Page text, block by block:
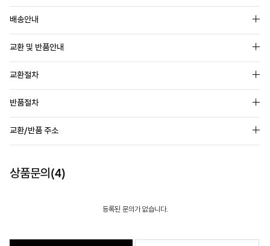
배송안내
교환 및 반품안내
교환절차
반품절차
교환/반품 주소
상품문의(4)
등록된 문의가 없습니다.